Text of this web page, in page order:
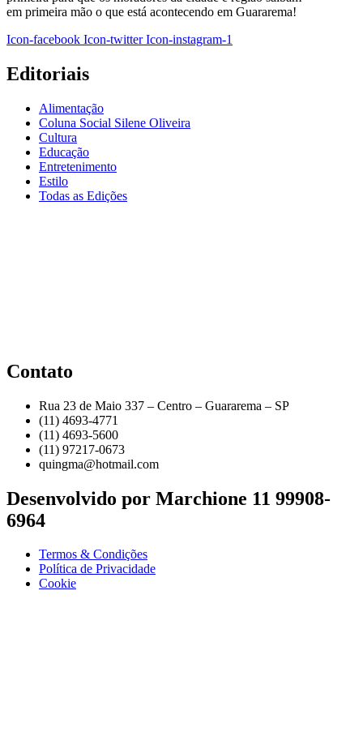
em primeira mão o que está acontecendo em Guararema!
Icon-facebook Icon-twitter Icon-instagram-1
Editoriais
Alimentação
Coluna Social Silene Oliveira
Cultura
Educação
Entretenimento
Estilo
Todas as Edições
Contato
Rua 23 de Maio 337 – Centro – Guararema – SP
(11) 4693-4771
(11) 4693-5600
(11) 97217-0673
quingma@hotmail.com
Desenvolvido por Marchione 11 99908-
6964
Termos & Condições
Política de Privacidade
Cookie